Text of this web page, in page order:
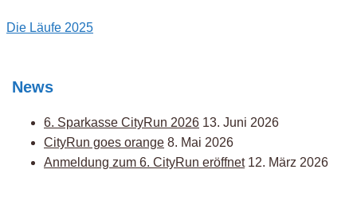
Post
Die Läufe 2025
News
6. Sparkasse CityRun 2026 13. Juni 2026
CityRun goes orange 8. Mai 2026
Anmeldung zum 6. CityRun eröffnet 12. März 2026